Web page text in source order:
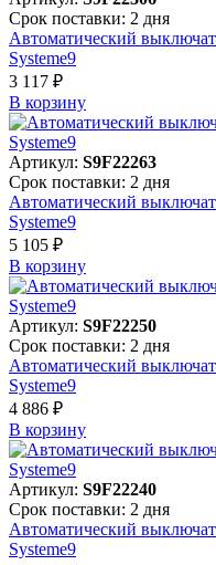
Срок поставки: 2 дня
Автоматический
Systeme9
3 117 ₽
В корзинy
Артикул: S9F22263
Срок поставки: 2 дня
Автоматический
Systeme9
5 105 ₽
В корзинy
Артикул: S9F22250
Срок поставки: 2 дня
Автоматический
Systeme9
4 886 ₽
В корзинy
Артикул: S9F22240
Срок поставки: 2 дня
Автоматический
Systeme9